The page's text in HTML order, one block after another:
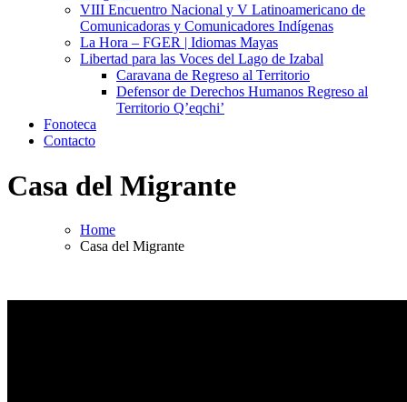
VIII Encuentro Nacional y V Latinoamericano de
Comunicadoras y Comunicadores Indígenas
La Hora – FGER | Idiomas Mayas
Libertad para las Voces del Lago de Izabal
Caravana de Regreso al Territorio
Defensor de Derechos Humanos Regreso al
Territorio Q’eqchi’
Fonoteca
Contacto
Casa del Migrante
Home
Casa del Migrante